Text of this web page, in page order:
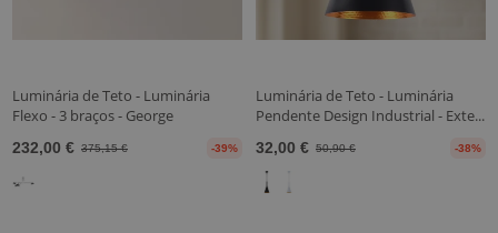
Luminária de Teto - Luminária
Flexo - 3 braços - George
232,00 € 375,15 € -39%
Luminária de Teto - Luminária
Pendente Design Industrial - Exte...
32,00 € 50,90 € -38%